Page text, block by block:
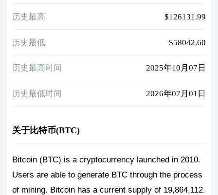
历史最高 $126131.99
历史最低 $58042.60
历史最高时间 2025年10月07日
历史最低时间 2026年07月01日
关于比特币(BTC)
Bitcoin (BTC) is a cryptocurrency launched in 2010.
Users are able to generate BTC through the process
of mining. Bitcoin has a current supply of 19,864,112.